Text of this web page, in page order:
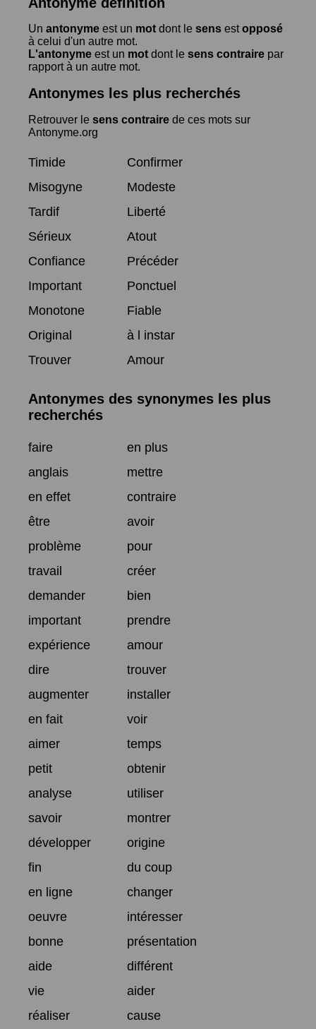
Un antonyme est un mot dont le sens estopposé
à celui d'un autre mot.
L'antonyme est un mot dont le sens contraire par
rapport à un autre mot.
Antonymes les plus recherchés
Retrouver le sens contraire de ces mots sur
Antonyme.org
Timide
Confirmer
Misogyne
Modeste
Tardif
Liberté
Sérieux
Atout
Confiance
Précéder
Important
Ponctuel
Monotone
Fiable
Original
à l instar
Trouver
Amour
Antonymes des synonymes les plus
recherchés
faire
en plus
anglais
mettre
en effet
contraire
être
avoir
problème
pour
travail
créer
demander
bien
important
prendre
expérience
amour
dire
trouver
augmenter
installer
en fait
voir
aimer
temps
petit
obtenir
analyse
utiliser
savoir
montrer
développer
origine
fin
du coup
en ligne
changer
oeuvre
intéresser
bonne
présentation
aide
différent
vie
aider
réaliser
cause